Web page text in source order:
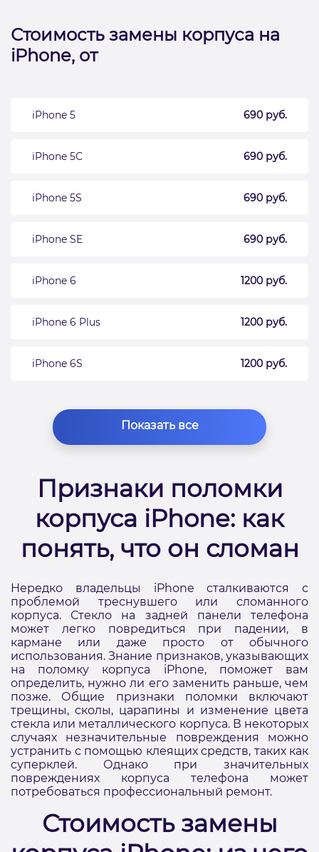
Стоимость замены корпуса на
iPhone, от
iPhone 5 690 руб.
iPhone 5C 690 руб.
iPhone 5S 690 руб.
iPhone SE 690 руб.
iPhone 6 1200 руб.
iPhone 6 Plus 1200 руб.
iPhone 6S 1200 руб.
Показать все
Признаки поломки
корпуса iPhone: как
понять, что он сломан
Нередко владельцы iPhone сталкиваются с
проблемой треснувшего или сломанного
корпуса. Стекло на задней панели телефона
может легко повредиться при падении, в
кармане или даже просто от обычного
использования. Знание признаков, указывающих
на поломку корпуса iPhone, поможет вам
определить, нужно ли его заменить раньше, чем
позже. Общие признаки поломки включают
трещины, сколы, царапины и изменение цвета
стекла или металлического корпуса. В некоторых
случаях незначительные повреждения можно
устранить с помощью клеящих средств, таких как
суперклей. Однако при значительных
повреждениях корпуса телефона может
потребоваться профессиональный ремонт.
Стоимость замены